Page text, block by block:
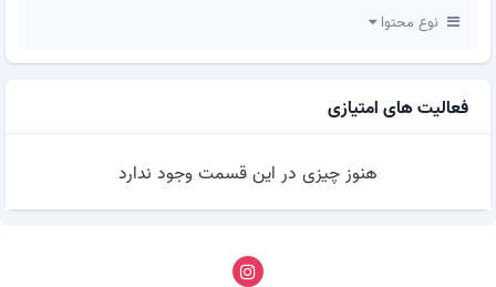
نوع محتوا
فعالیت های امتیازی
هنوز چیزی در این قسمت وجود ندارد